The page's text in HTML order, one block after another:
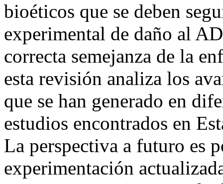
bioéticos que se deben
experimental de daño al
correcta semejanza de la
esta revisión analiza los
que se han generado en
estudios encontrados en
La perspectiva a futuro es
experimentación